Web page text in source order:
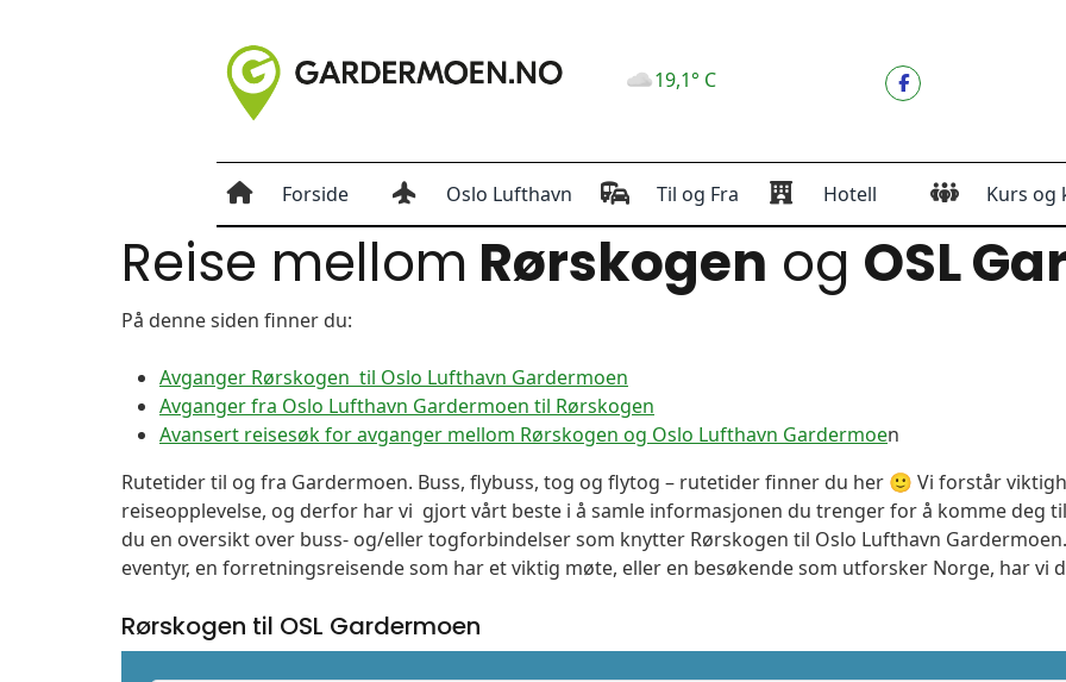
19,1° C
Forside Oslo Lufthavn Til og Fra Hotell Kurs og
Reise mellom Rørskogen og OSL
På denne siden finner du:
Avganger Rørskogen til Oslo Lufthavn Gardermoen
Avganger fra Oslo Lufthavn Gardermoen til Rørskogen
Avansert reisesøk for avganger mellom Rørskogen og Oslo Lufthavn Gardermoen
Rutetider til og fra Gardermoen. Buss, flybuss, tog og flytog – rutetider finner du her 🙂 Vi forstår
reiseopplevelse, og derfor har vi gjort vårt beste i å samle informasjonen du trenger for å komme deg
du en oversikt over buss- og/eller togforbindelser som knytter Rørskogen til Oslo Lufthavn
eventyr, en forretningsreisende som har et viktig møte, eller en besøkende som utforsker Norge, har vi
Rørskogen til OSL Gardermoen